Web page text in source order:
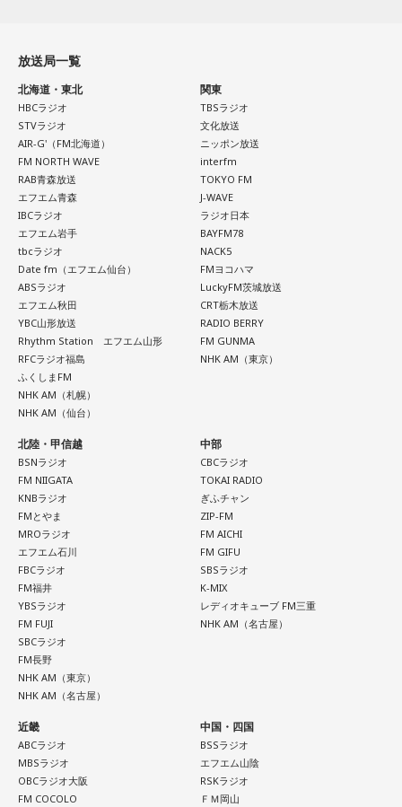
放送局一覧
北海道・東北
HBCラジオ
STVラジオ
AIR-G'（FM北海道）
FM NORTH WAVE
RAB青森放送
エフエム青森
IBCラジオ
エフエム岩手
tbcラジオ
Date fm（エフエム仙台）
ABSラジオ
エフエム秋田
YBC山形放送
Rhythm Station エフエム山形
RFCラジオ福島
ふくしまFM
NHK AM（札幌）
NHK AM（仙台）
関東
TBSラジオ
文化放送
ニッポン放送
interfm
TOKYO FM
J-WAVE
ラジオ日本
BAYFM78
NACK5
FMヨコハマ
LuckyFM茨城放送
CRT栃木放送
RADIO BERRY
FM GUNMA
NHK AM（東京）
北陸・甲信越
BSNラジオ
FM NIIGATA
KNBラジオ
FMとやま
MROラジオ
エフエム石川
FBCラジオ
FM福井
YBSラジオ
FM FUJI
SBCラジオ
FM長野
NHK AM（東京）
NHK AM（名古屋）
中部
CBCラジオ
TOKAI RADIO
ぎふチャン
ZIP-FM
FM AICHI
FM GIFU
SBSラジオ
K-MIX
レディオキューブ FM三重
NHK AM（名古屋）
近畿
ABCラジオ
MBSラジオ
OBCラジオ大阪
FM COCOLO
中国・四国
BSSラジオ
エフエム山陰
RSKラジオ
ＦＭ岡山